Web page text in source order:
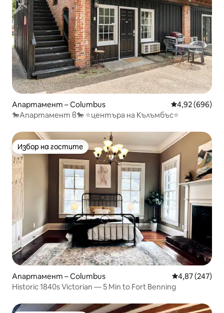
Апартамент – Columbus Средна
4,92 (696)
🐎Апартамент в🐎 ⭐центъра на Кълъмбъс⭐
Избор на гостите
Избор на гостите
Апартамент – Columbus Средна
4,87 (247)
Historic 1840s Victorian — 5 Min to Fort Benning